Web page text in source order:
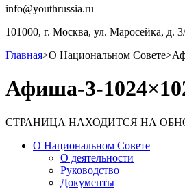
info@youthrussia.ru
101000, г. Москва, ул. Маросейка, д.
Главная>О Национальном Совете>
Афиша-3-
СТРАНИЦА НАХОДИТСЯ НА
О Национальном Совете
О деятельности
Руководство
Документы